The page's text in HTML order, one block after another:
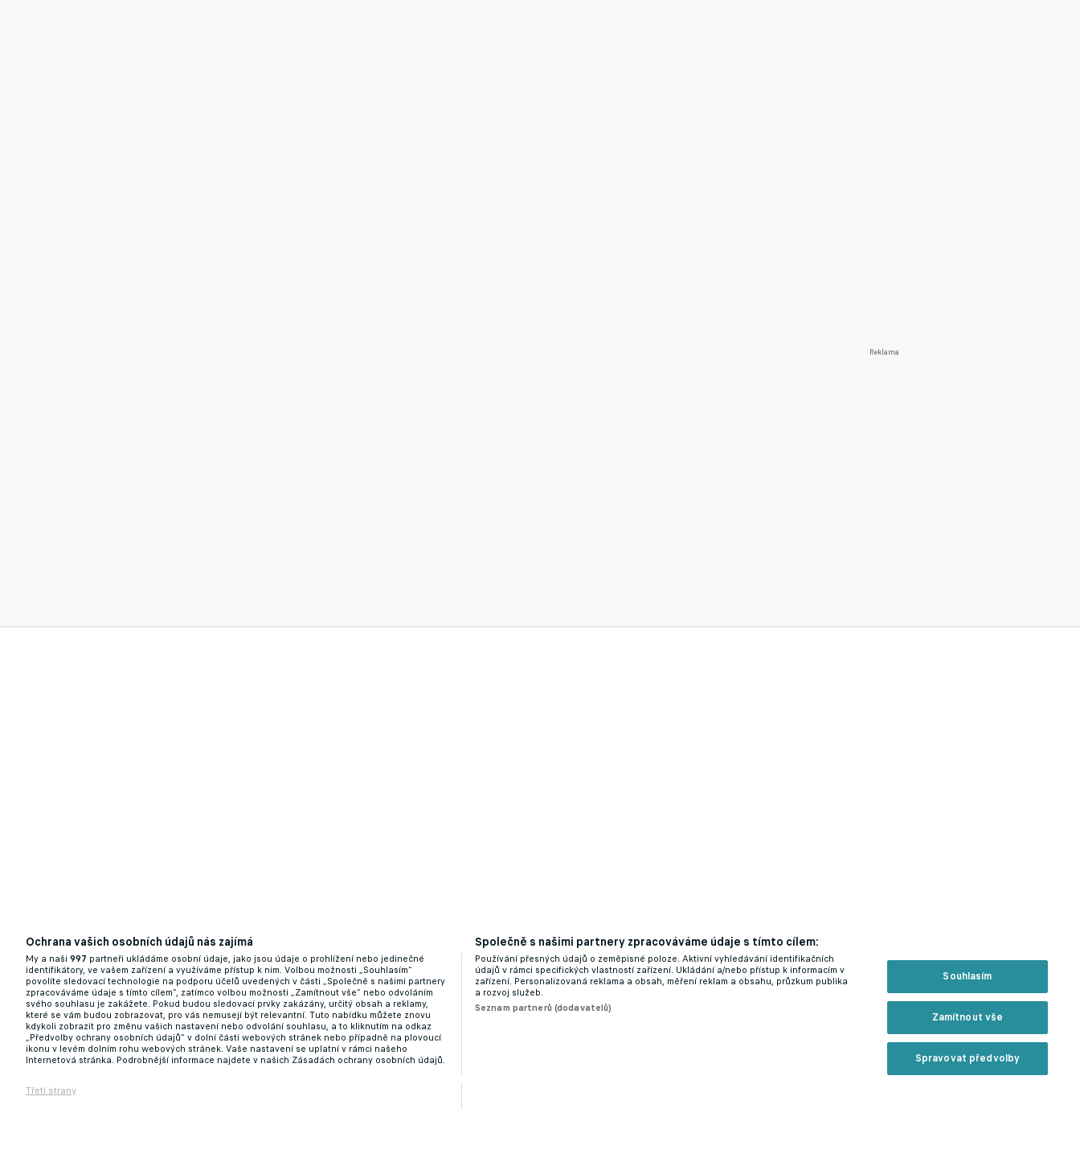
Reklama
Ochrana vašich osobních údajů nás zajímá
My a naši 997 partneři ukládáme osobní údaje, jako jsou údaje o prohlížení nebo jedinečné
identifikátory, ve vašem zařízení a využíváme přístup k nim. Volbou možnosti „Souhlasím“
povolíte sledovací technologie na podporu účelů uvedených v části „Společně s našimi partnery
zpracováváme údaje s tímto cílem“, zatímco volbou možnosti „Zamítnout vše“ nebo odvoláním
svého souhlasu je zakážete. Pokud budou sledovací prvky zakázány, určitý obsah a reklamy,
které se vám budou zobrazovat, pro vás nemusejí být relevantní. Tuto nabídku můžete znovu
kdykoli zobrazit pro změnu vašich nastavení nebo odvolání souhlasu, a to kliknutím na odkaz
„Předvolby ochrany osobních údajů“ v dolní části webových stránek nebo případně na plovoucí
ikonu v levém dolním rohu webových stránek. Vaše nastavení se uplatní v rámci našeho
Internetová stránka. Podrobnější informace najdete v našich Zásadách ochrany osobních údajů.
Třetí strany
Společně s našimi partnery zpracováváme údaje s tímto cílem:
Používání přesných údajů o zeměpisné poloze. Aktivní vyhledávání identifikačních
údajů v rámci specifických vlastností zařízení. Ukládání a/nebo přístup k informacím v
zařízení. Personalizovaná reklama a obsah, měření reklam a obsahu, průzkum publika
a rozvoj služeb.
Seznam partnerů (dodavatelů)
Souhlasím
Zamítnout vše
Spravovat předvolby